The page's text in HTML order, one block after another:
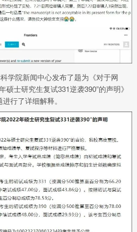
学院新闻中心发布了题为《对于网
硕士研究生复试331逆袭390”的声明》
行了详细解释。